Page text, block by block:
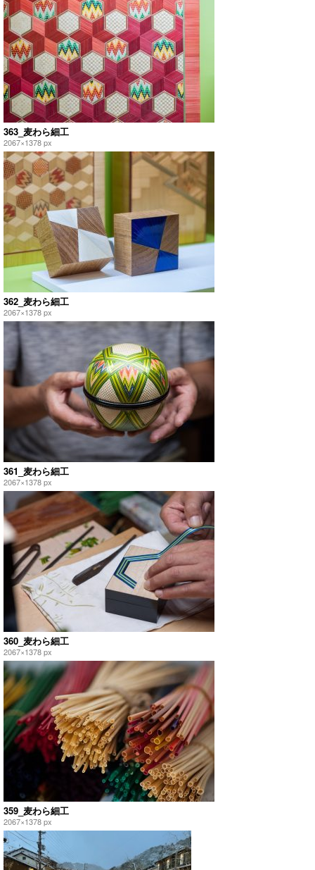
363_麦わら細工
2067×1378 px
362_麦わら細工
2067×1378 px
361_麦わら細工
2067×1378 px
360_麦わら細工
2067×1378 px
359_麦わら細工
2067×1378 px